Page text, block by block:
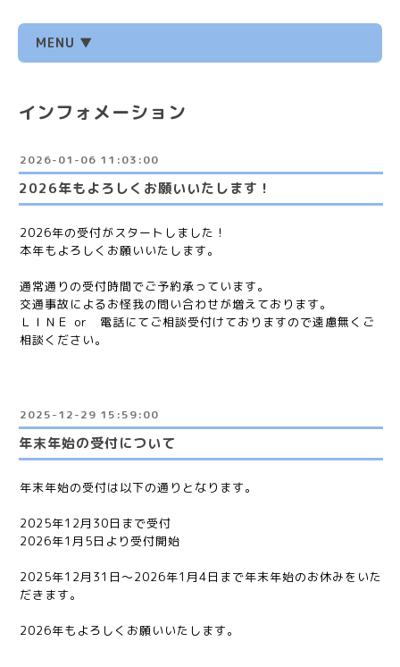
MENU ▼
インフォメーション
2026-01-06 11:03:00
2026年もよろしくお願いいたします！
2026年の受付がスタートしました！
本年もよろしくお願いいたします。
通常通りの受付時間でご予約承っています。
交通事故によるお怪我の問い合わせが増えております。
ＬＩＮＥ or 電話にてご相談受付けておりますので遠慮無くご
相談ください。
2025-12-29 15:59:00
年末年始の受付について
年末年始の受付は以下の通りとなります。
2025年12月30日まで受付
2026年1月5日より受付開始
2025年12月31日～2026年1月4日まで年末年始のお休みをいた
だきます。
2026年もよろしくお願いいたします。